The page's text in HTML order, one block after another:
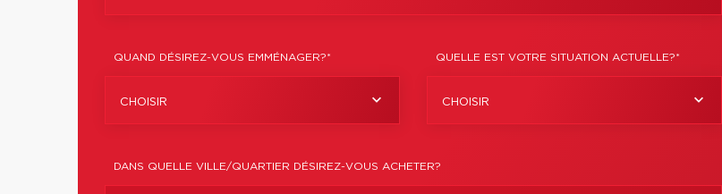
QUAND DÉSIREZ-VOUS EMMÉNAGER?*
CHOISIR
QUELLE EST VOTRE SITUATION ACTUELLE?*
CHOISIR
DANS QUELLE VILLE/QUARTIER DÉSIREZ-VOUS ACHETER?